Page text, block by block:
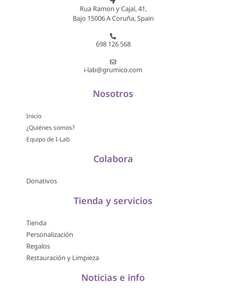
Rua Ramon y Cajal, 41,
Bajo 15006 A Coruña, Spain
698 126 568
i-lab@grumico.com
Nosotros
Inicio
¿Quiénes somos?
Equipo de I-Lab
Colabora
Donativos
Tienda y servicios
Tienda
Personalización
Regalos
Restauración y Limpieza
Noticias e info